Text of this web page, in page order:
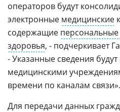
операторов будут
электронные медицинские
содержащие
здоровья, - подчеркивает
- Указанные сведения будут
медицинскими
времени по каналам связи».
Для передачи данных